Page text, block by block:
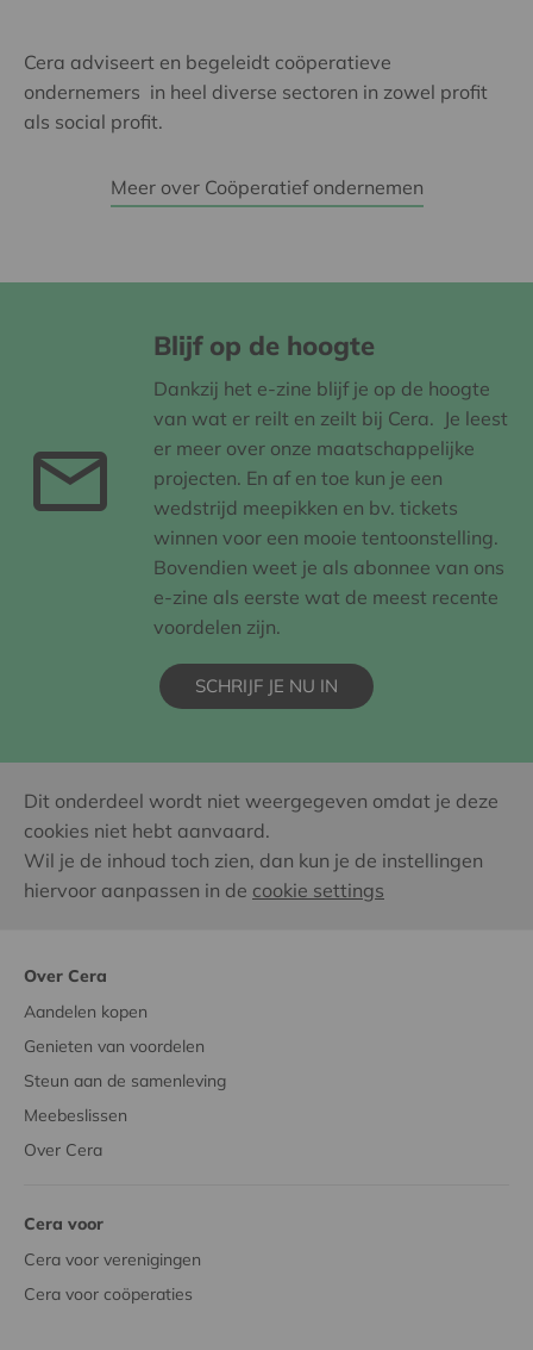
Cera adviseert en begeleidt coöperatieve
ondernemers in heel diverse sectoren in zowel profit
als social profit.
Meer over Coöperatief ondernemen
Blijf op de hoogte
Dankzij het e-zine blijf je op de hoogte
van wat er reilt en zeilt bij Cera. Je leest
er meer over onze maatschappelijke
projecten. En af en toe kun je een
wedstrijd meepikken en bv. tickets
winnen voor een mooie tentoonstelling.
Bovendien weet je als abonnee van ons
e-zine als eerste wat de meest recente
voordelen zijn.
SCHRIJF JE NU IN
Dit onderdeel wordt niet weergegeven omdat je deze
cookies niet hebt aanvaard.
Wil je de inhoud toch zien, dan kun je de instellingen
hiervoor aanpassen in de cookie settings
Over Cera
Aandelen kopen
Genieten van voordelen
Steun aan de samenleving
Meebeslissen
Over Cera
Cera voor
Cera voor verenigingen
Cera voor coöperaties